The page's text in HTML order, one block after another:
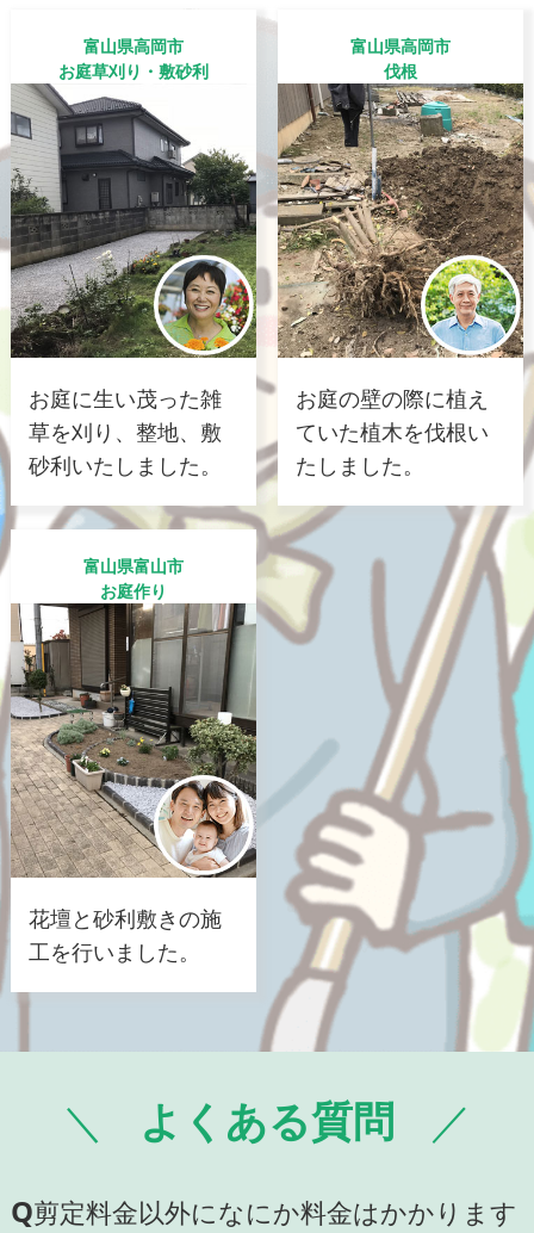
富山県高岡市
お庭草刈り・敷砂利
お庭に生い茂った雑
草を刈り、整地、敷
砂利いたしました。
富山県高岡市
伐根
お庭の壁の際に植え
ていた植木を伐根い
たしました。
富山県富山市
お庭作り
花壇と砂利敷きの施
工を行いました。
よくある質問
Q剪定料金以外になにか料金はかかります